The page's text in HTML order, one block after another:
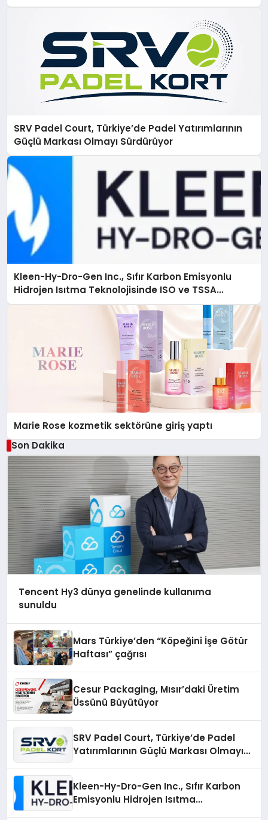
SRV Padel Court, Türkiye’de Padel Yatırımlarının
Güçlü Markası Olmayı Sürdürüyor
Kleen-Hy-Dro-Gen Inc., Sıfır Karbon Emisyonlu
Hidrojen Isıtma Teknolojisinde ISO ve TSSA
Düzenleyici Onaylarını Aldı
Marie Rose kozmetik sektörüne giriş yaptı
Son Dakika
Tencent Hy3 dünya genelinde kullanıma
sunuldu
Mars Türkiye’den “Köpeğini İşe Götür
Haftası” çağrısı
Cesur Packaging, Mısır’daki Üretim
Üssünü Büyütüyor
SRV Padel Court, Türkiye’de Padel
Yatırımlarının Güçlü Markası Olmayı
Kleen-Hy-Dro-Gen Inc., Sıfır Karbon
Emisyonlu Hidrojen Isıtma